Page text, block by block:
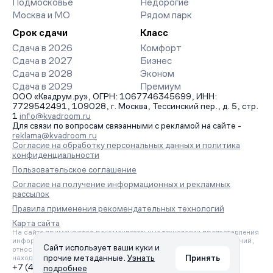
Подмосковье
Москва и МО
Недорогие
Рядом парк
Срок сдачи
Сдача в 2026
Сдача в 2027
Сдача в 2028
Сдача в 2029
Класс
Комфорт
Бизнес
Эконом
Премиум
ООО «Квадрум.ру», ОГРН: 1067746345699, ИНН:
7729542491, 109028, г. Москва, Тессинский пер., д. 5, стр.
1 info@kvadroom.ru
Для связи по вопросам связанными с рекламой на сайте -
reklama@kvadroom.ru
Согласие на обработку персональных данных и политика
конфиденциальности
Пользовательское соглашение
Согласие на получение информационных и рекламных
рассылок
Правила применения рекомендательных технологий
Карта сайта
На сайте применяются рекомендательные технологии предоставления
информации на основе сбора, систематизации и анализа сведений,
относящихся к предпочтениям пользователей сети «Интернет»,
находящихся на территории Российской Федерации.
+7 (495) 157-88-80
Сайт использует ваши куки и
прочие метаданные. Узнать
подробнее
Принять